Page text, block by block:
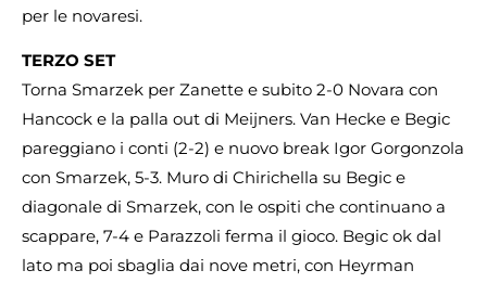
per le novaresi.
TERZO SET
Torna Smarzek per Zanette e subito 2-0 Novara con
Hancock e la palla out di Meijners. Van Hecke e Begic
pareggiano i conti (2-2) e nuovo break Igor Gorgonzola
con Smarzek, 5-3. Muro di Chirichella su Begic e
diagonale di Smarzek, con le ospiti che continuano a
scappare, 7-4 e Parazzoli ferma il gioco. Begic ok dal
lato ma poi sbaglia dai nove metri, con Heyrman